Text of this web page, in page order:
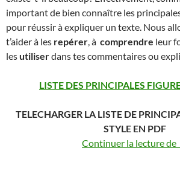
important de bien connaître les
pour réussir à expliquer un texte. Nous
t’aider à les repérer, à comprendre leur
lesutiliserdans tes commentaires ou
LISTE DES PRINCIPALES
TELECHARGER LA LISTE DE
STYLE EN PDF
Continuer la lecture de